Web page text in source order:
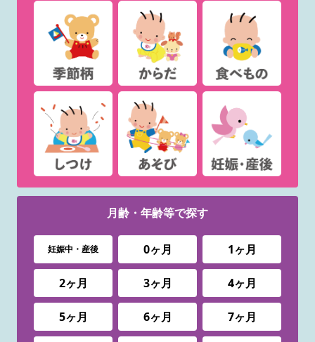
月齢・年齢等で探す
妊娠中・産後 0ヶ月 1ヶ月
2ヶ月 3ヶ月 4ヶ月
5ヶ月 6ヶ月 7ヶ月